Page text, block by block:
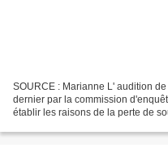
SOURCE : Marianne L' audition
dernier par la commission
établir les raisons de la perte de